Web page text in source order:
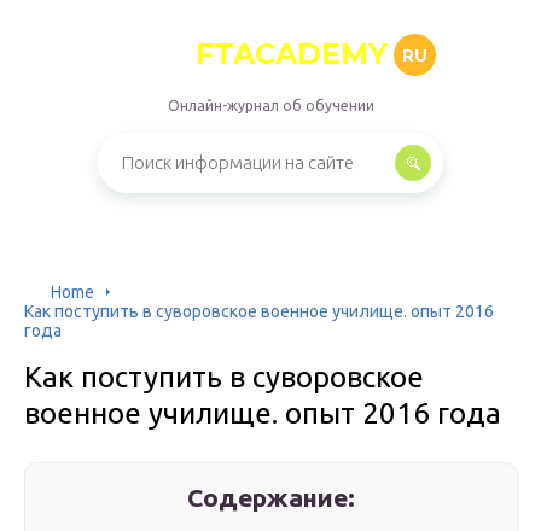
FTACADEMY RU
Онлайн-журнал об обучении
Home
Как поступить в суворовское военное училище. опыт 2016
года
Как поступить в суворовское
военное училище. опыт 2016 года
Содержание: